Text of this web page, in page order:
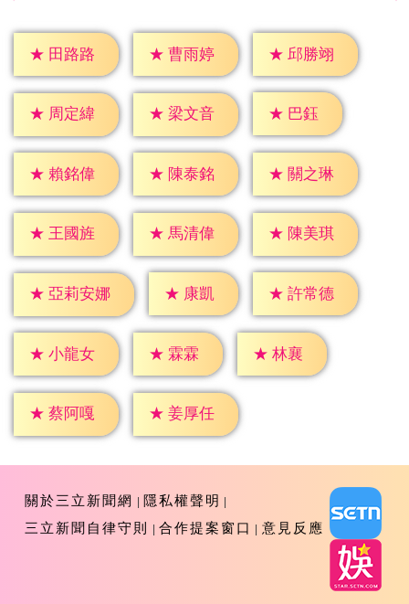
★ 田路路 ★ 曹雨婷 ★ 邱勝翊
★ 周定緯 ★ 梁文音 ★ 巴鈺
★ 賴銘偉 ★ 陳泰銘 ★ 關之琳
★ 王國旌 ★ 馬清偉 ★ 陳美琪
★ 亞莉安娜 ★ 康凱 ★ 許常德
★ 小龍女 ★ 霖霖 ★ 林襄
★ 蔡阿嘎 ★ 姜厚任
關於三立新聞網
隱私權聲明
三立新聞自律守則
合作提案窗口 意見反應